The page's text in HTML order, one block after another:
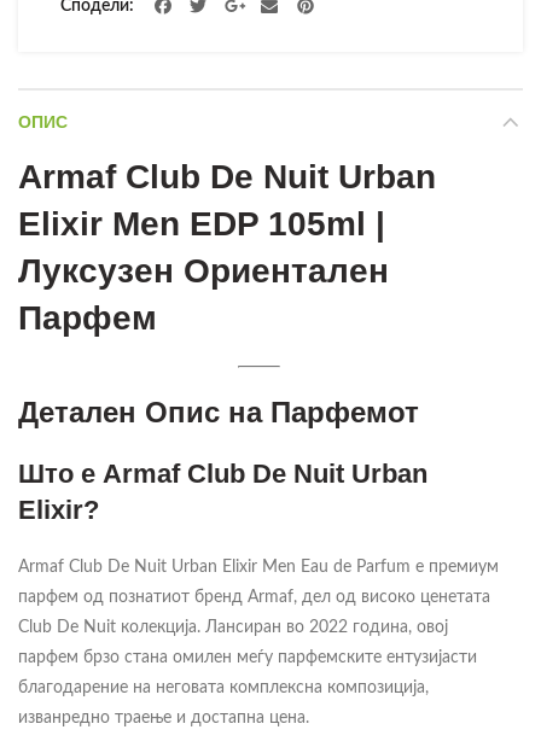
Сподели
ОПИС
Armaf Club De Nuit Urban
Elixir Men EDP 105ml |
Луксузен Ориентален
Парфем
Детален Опис на Парфемот
Што е Armaf Club De Nuit Urban
Elixir?
Armaf Club De Nuit Urban Elixir Men Eau de Parfum е премиум
парфем од познатиот бренд Armaf, дел од високо ценетата
Club De Nuit колекција. Лансиран во 2022 година, овој
парфем брзо стана омилен меѓу парфемските ентузијасти
благодарение на неговата комплексна композиција,
изванредно траење и достапна цена.